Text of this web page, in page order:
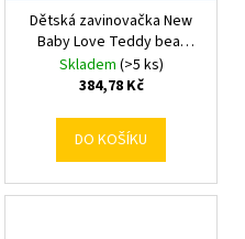
Dětská zavinovačka New
Baby Love Teddy bear
80x80 cm pink
Skladem (>5 ks)
384,78 Kč
DO KOŠÍKU